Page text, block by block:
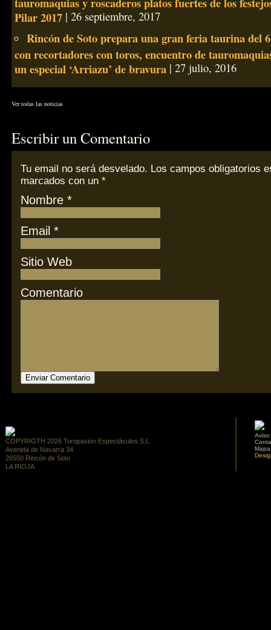
Pilar 2017| 26 septiembre, 2017
Rincón de Soto prepara una gran feria taurina del
con recortadores con toros, encuentro de
un especial ‘Arriazu’ de bravura | 27 julio, 2016
Ver todas las noticias
Escribir un Comentario
Tu email noserá desvelado. Los campos obligatorios
marcados con un *
Nombre *
Email *
Sitio Web
Comentario
COPYRIGTH 2026 Toropasión Espectáculos S.L.
Avenida de Navarra 34
26550 Rincón de Soto
LA RIOJA